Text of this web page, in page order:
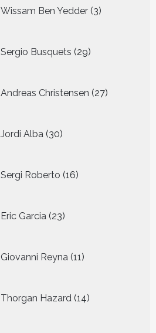
Wissam Ben Yedder 3
producten
Sergio Busquets 29
producten
Andreas Christensen 27
producten
Jordi Alba 30
producten
Sergi Roberto 16
producten
Eric Garcia 23
producten
Giovanni Reyna 11
producten
Thorgan Hazard 14
producten